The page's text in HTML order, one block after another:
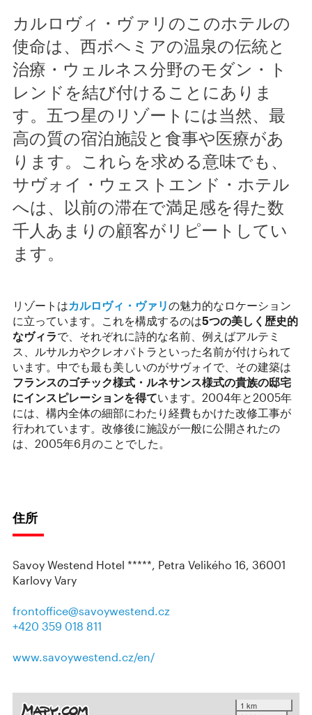
カルロヴィ・ヴァリのこのホテルの
使命は、西ボヘミアの温泉の伝統と
治療・ウェルネス分野のモダン・ト
レンドを結び付けることにありま
す。五つ星のリゾートには当然、最
高の質の宿泊施設と食事や医療があ
ります。これらを求める意味でも、
サヴォイ・ウェストエンド・ホテル
へは、以前の滞在で満足感を得た数
千人あまりの顧客がリピートしてい
ます。
リゾートはカルロヴィ・ヴァリの魅力的なロケーション
に立っています。これを構成するのは5つの美しく歴史的
なヴィラで、それぞれに詩的な名前、例えばアルテミ
ス、ルサルカやクレオパトラといった名前が付けられて
います。中でも最も美しいのがサヴォイで、その建築は
フランスのゴチック様式・ルネサンス様式の貴族の邸宅
にインスピレーションを得ています。2004年と2005年
には、構内全体の細部にわたり経費もかけた改修工事が
行われています。改修後に施設が一般に公開されたの
は、2005年6月のことでした。
住所
Savoy Westend Hotel *****, Petra Velikého 16, 36001
Karlovy Vary
frontoffice@savoywestend.cz
+420 359 018 811
www.savoywestend.cz/en/
1 km